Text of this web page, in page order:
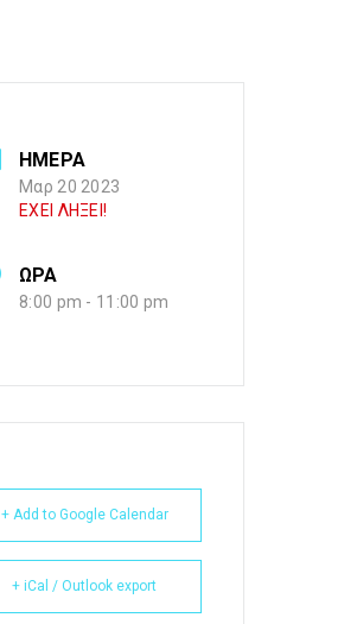
ΗΜΕΡΑ
Μαρ 20 2023
ΕΧΕΙ ΛΗΞΕΙ!
ΩΡΑ
8:00 pm - 11:00 pm
+ Add to Google Calendar
+ iCal / Outlook export